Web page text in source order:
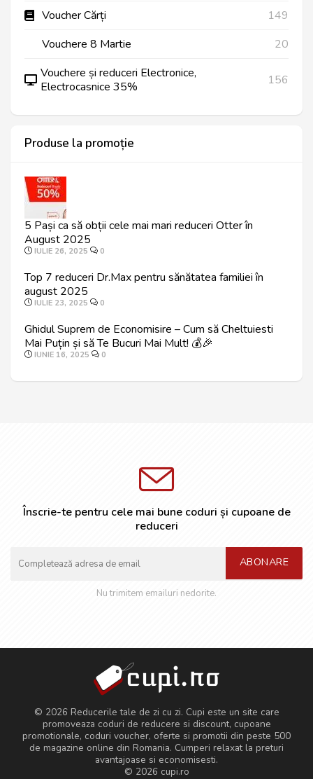
Voucher Cărți
149
Vouchere 8 Martie
20
Vouchere și reduceri Electronice,
Electrocasnice 35%
156
Produse la promoție
5 Pași ca să obții cele mai mari reduceri Otter în
August 2025
IULIE 26, 2025 0
Top 7 reduceri Dr.Max pentru sănătatea familiei în
august 2025
IULIE 23, 2025 0
Ghidul Suprem de Economisire – Cum să Cheltuiesti
Mai Puțin și să Te Bucuri Mai Mult! 💰🎉
IUNIE 16, 2025 0
Înscrie-te pentru cele mai bune coduri și cupoane de
reduceri
ABONARE
Nu trimitem emailuri nedorite.
© 2026 Reducerile tale de zi cu zi. Cupi este un site care
promoveaza coduri de reducere si discount, cupoane
promotionale, coduri voucher, oferte si promotii din peste 500
de magazine online din Romania. Cumperi relaxat la preturi
avantajoase si economisesti.
© 2026 cupi.ro